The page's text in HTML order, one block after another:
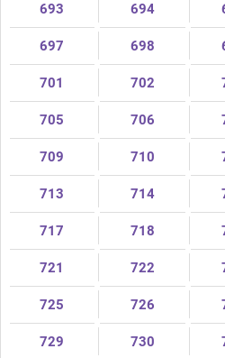
693 694
697 698
701 702
705 706
709 710
713 714
717 718
721 722
725 726
729 730